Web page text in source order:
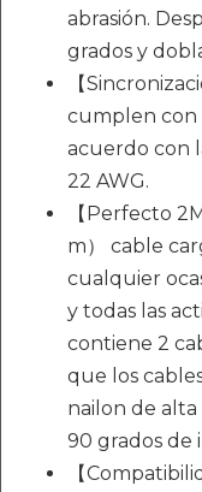
abrasión.
grados y
【
cumplen con
acuerdo con
22 AWG.
【Perfecto
m） cable
cualquier
y todas las
contiene 2
que los
nailon de alta
90 grados de
【